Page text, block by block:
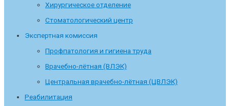
Хирургическое отделение
Стоматологический центр
Экспертная комиссия
Профпатология и гигиена труда
Врачебно-лётная (ВЛЭК)
Центральная врачебно-лётная (ЦВЛЭК)
Реабилитация